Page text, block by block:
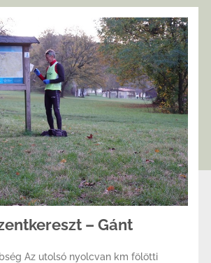
– Gánt
Az utolsó nyolcvan km fölötti